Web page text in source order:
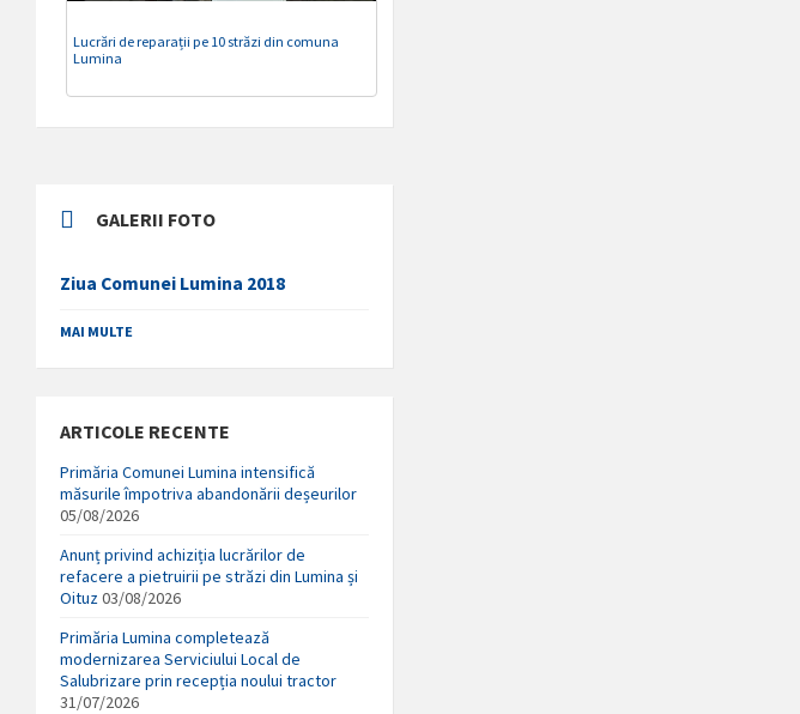
Lucrări de reparații pe 10 străzi din comuna
Lumina
GALERII FOTO
Ziua Comunei Lumina 2018
MAI MULTE
ARTICOLE RECENTE
Primăria Comunei Lumina intensifică
măsurile împotriva abandonării deșeurilor
05/08/2026
Anunț privind achiziția lucrărilor de
refacere a pietruirii pe străzi din Lumina și
Oituz 03/08/2026
Primăria Lumina completează
modernizarea Serviciului Local de
Salubrizare prin recepția noului tractor
31/07/2026